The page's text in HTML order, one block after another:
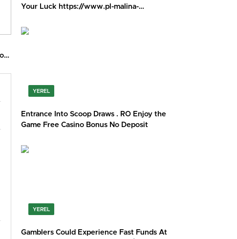
Your Luck https://www.pl-malina-
YEREL
Entrance Into Scoop Draws . RO Enjoy the
Game Free Casino Bonus No Deposit
YEREL
Gamblers Could Experience Fast Funds At